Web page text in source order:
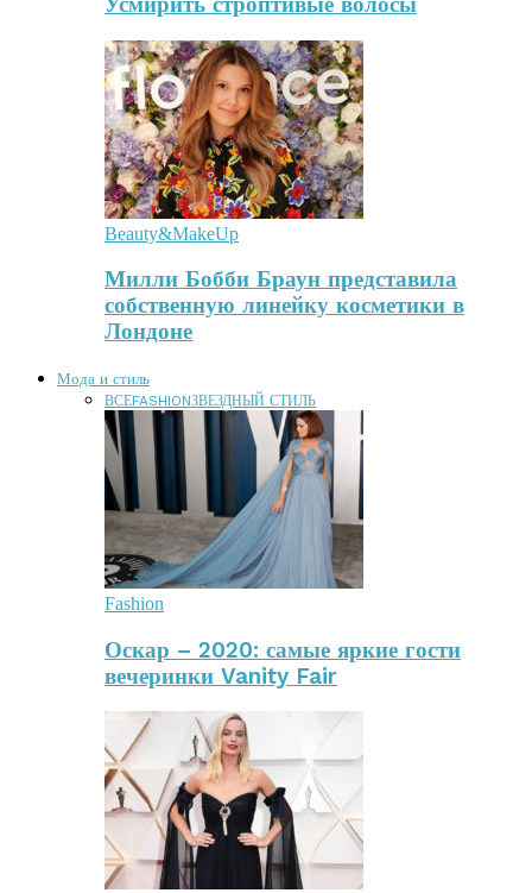
Beauty&MakeUp
Милли Бобби Браун представила
собственную линейку косметики в
Лондоне
Мода и стиль
ВСЕFASHIONЗВЕЗДНЫЙ СТИЛЬ
Fashion
Оскар – 2020: самые яркие гости
вечеринки Vanity Fair